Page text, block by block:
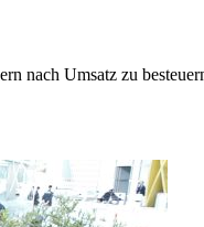
nach Umsatz zu